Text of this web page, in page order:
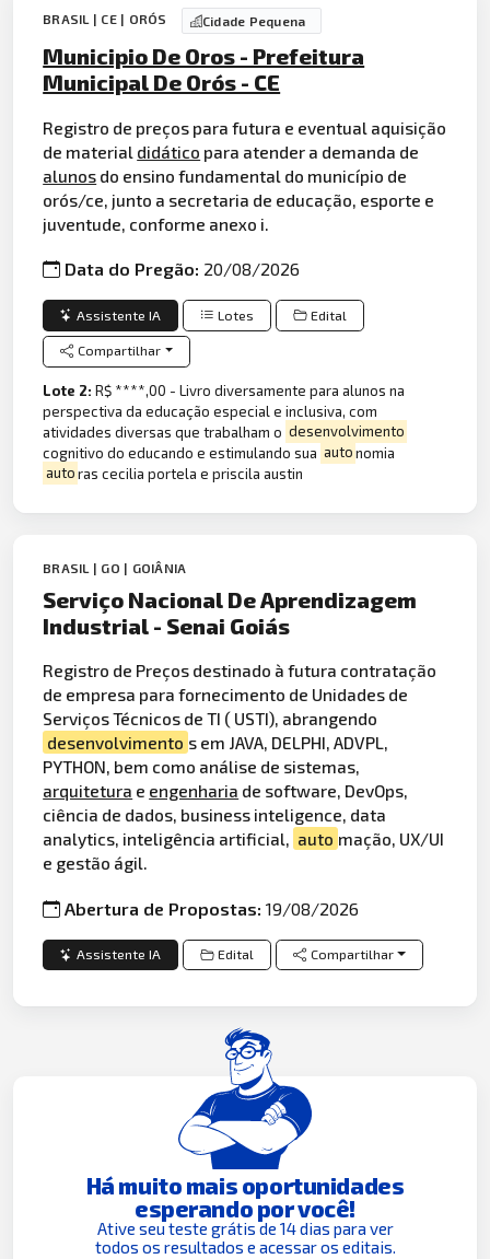
BRASIL | CE | ORÓS Cidade Pequena
Municipio De Oros - Prefeitura
Municipal De Orós - CE
Registro de preços para futura e eventual aquisição
de material didático para atender a demanda de
alunos do ensino fundamental do município de
orós/ce, junto a secretaria de educação, esporte e
juventude, conforme anexo i.
Data do Pregão: 20/08/2026
Assistente IA Lotes Edital
Compartilhar
Lote 2:R$ ****,00 - Livro diversamente para alunos na
perspectiva da educação especial e inclusiva, com
atividades diversas que trabalham o desenvolvimento
cognitivo do educando e estimulando sua autonomia
autoras cecilia portela e priscila austin
BRASIL | GO | GOIÂNIA
Serviço Nacional De Aprendizagem
Industrial - Senai Goiás
Registro de Preços destinado à futura contratação
de empresa para fornecimento de Unidades de
Serviços Técnicos de TI ( USTI), abrangendo
desenvolvimento s em JAVA, DELPHI, ADVPL,
PYTHON, bem como análise de sistemas,
arquitetura e engenharia de software, DevOps,
ciência de dados, business inteligence, data
analytics, inteligência artificial, auto mação, UX/UI
e gestão ágil.
Abertura de Propostas:19/08/2026
Assistente IA Edital Compartilhar
Há muito mais oportunidades
esperando por você!
Ative seu teste grátis de 14 dias para ver
todos os resultados e acessar os editais.